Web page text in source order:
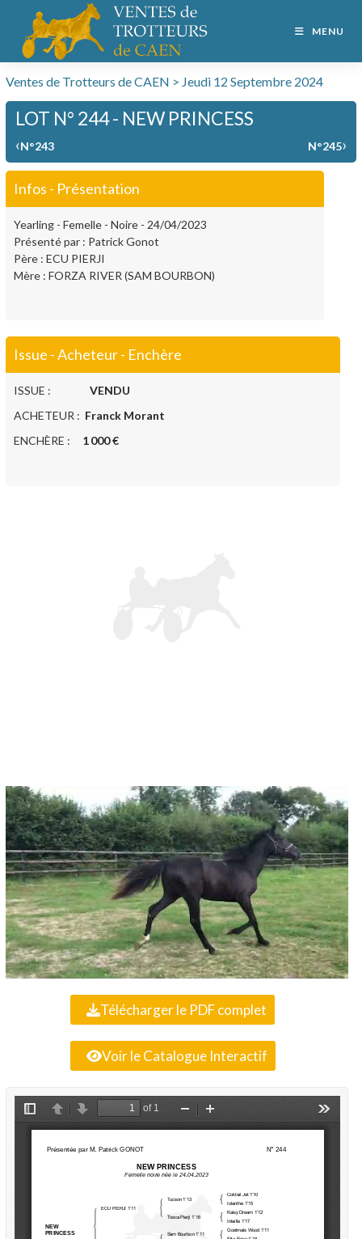
MENU
Ventes de Trotteurs de CAEN > Jeudi 12 Septembre 2024
LOT N° 244 - NEW PRINCESS
‹N°243 N°245›
Infos - Présentation
Yearling - Femelle - Noire - 24/04/2023
Présenté par : Patrick Gonot
Père : ECU PIERJI
Mère : FORZA RIVER (SAM BOURBON)
Issue - Acheteur - Enchère
ISSUE : VENDU
ACHETEUR : Franck Morant
ENCHÈRE : 1 000 €
Télécharger le PDF complet
Voir le Catalogue Interactif